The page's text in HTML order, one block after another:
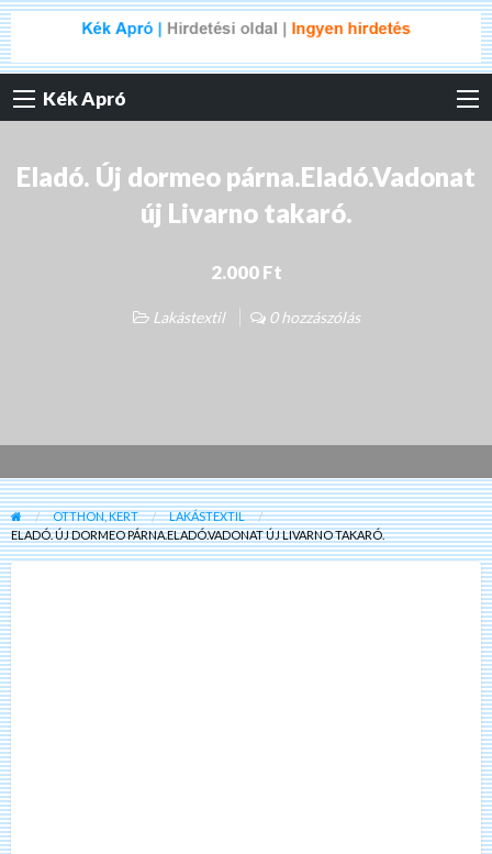
Kék Apró
Eladó. Új dormeo párna.Eladó.Vadonat
új Livarno takaró.
2.000 Ft
Lakástextil 0 hozzászólás
OTTHON, KERT
LAKÁSTEXTIL
ELADÓ. ÚJ DORMEO PÁRNA.ELADÓ.VADONAT ÚJ LIVARNO TAKARÓ.